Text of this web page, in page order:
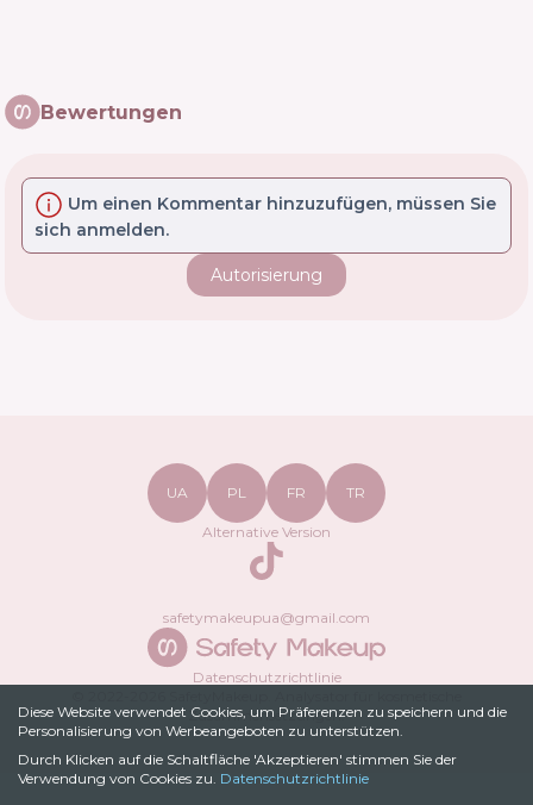
Diese Website verwendet Cookies, um Präferenzen zu speichern und die
Personalisierung von Werbeangeboten zu unterstützen.
Durch Klicken auf die Schaltfläche 'Akzeptieren' stimmen Sie der
Verwendung von Cookies zu. Datenschutzrichtlinie
Bewertungen
Um einen Kommentar hinzuzufügen, müssen Sie
sich anmelden.
Autorisierung
Datenschutzrichtlinie
Zusammensetzungen.
UA PL FR TR
Alternative Version
TikTok
safetymakeupua@gmail.com